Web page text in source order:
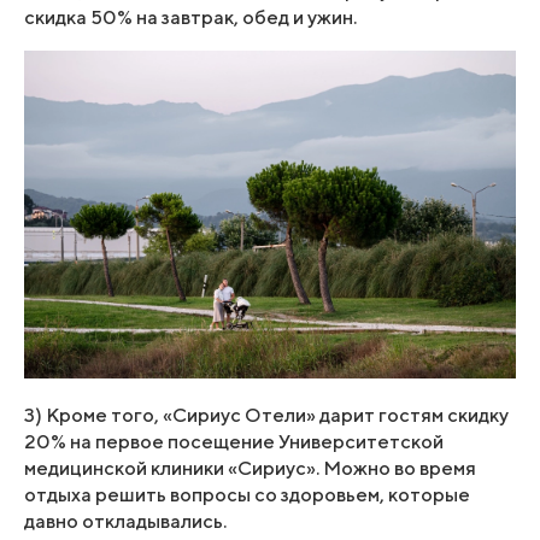
скидка 50% на завтрак, обед и ужин.
3) Кроме того, «Сириус Отели» дарит гостям скидку
20% на первое посещение Университетской
медицинской клиники «Сириус». Можно во время
отдыха решить вопросы со здоровьем, которые
давно откладывались.